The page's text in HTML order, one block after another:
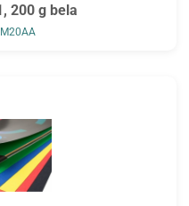
200 g bela